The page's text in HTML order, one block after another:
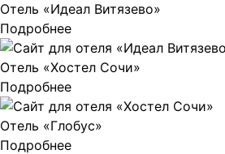
Отель «Идеал Витязево»
Подробнее
Отель «Хостел Сочи»
Подробнее
Отель «Глобус»
Подробнее